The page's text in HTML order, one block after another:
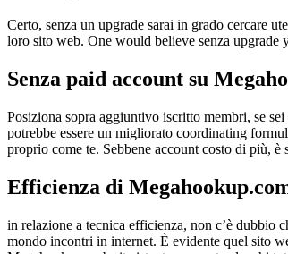
Certo, senza un upgrade sarai in grado cercare
loro sito web. One would believe senza upgrade
Senza paid account su
Posiziona sopra aggiuntivo iscritto membri, se
potrebbe essere un migliorato coordinating
proprio come te. Sebbene account costo di più,
Efficienza di
in relazione a tecnica efficienza, non c’è dubbio
mondo incontri in internet. È evidente quel sito